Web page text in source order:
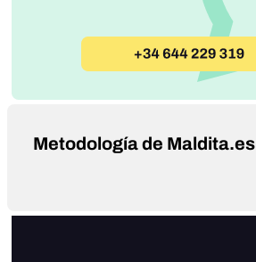
Metodología de Maldita.es